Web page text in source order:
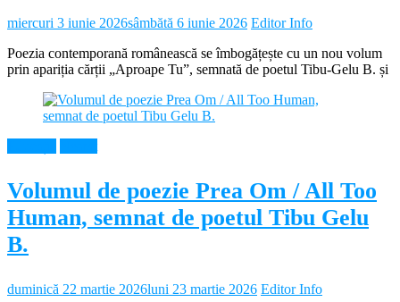
miercuri 3 iunie 2026sâmbătă 6 iunie 2026 Editor Info
Poezia contemporană românească se îmbogățește cu un nou volum
prin apariția cărții „Aproape Tu”, semnată de poetul Tibu-Gelu B. și
Volumul de poezie Prea Om / All Too
Human, semnat de poetul Tibu Gelu
B.
duminică 22 martie 2026luni 23 martie 2026 Editor Info